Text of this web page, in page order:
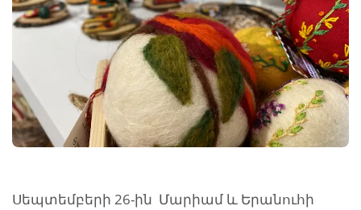
Սեպտեմբերի 26-ին Մարիամ և Երանուհի